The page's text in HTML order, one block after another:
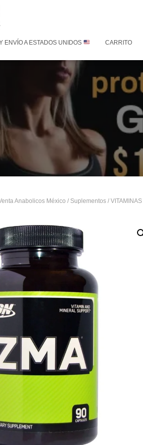
ENVÍO A ESTADOS UNIDOS CARRITO
Anabolicos México / Suplementos / VITAMINAS